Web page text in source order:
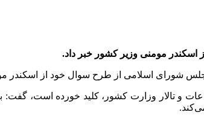
اسکندر مومنی وزیر کشور خبر داد.
مجلس شورای اسلامی از طرح سوال خود از اسکندر
و تالار وزارت کشور، کلید خورده است،